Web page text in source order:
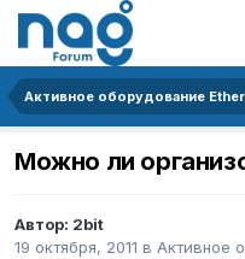
Можно ли
Автор: 2bit
19 октября, 2011 в Активное